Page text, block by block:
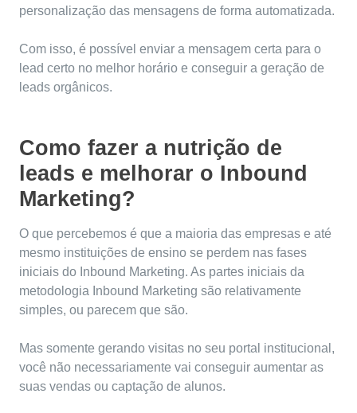
personalização das mensagens de forma automatizada.
Com isso, é possível enviar a mensagem certa para o
lead certo no melhor horário e conseguir a geração de
leads orgânicos.
Como fazer a nutrição de
leads e melhorar o Inbound
Marketing?
O que percebemos é que a maioria das empresas e até
mesmo instituições de ensino se perdem nas fases
iniciais do Inbound Marketing. As partes iniciais da
metodologia Inbound Marketing são relativamente
simples, ou parecem que são.
Mas somente gerando visitas no seu portal institucional,
você não necessariamente vai conseguir aumentar as
suas vendas ou captação de alunos.